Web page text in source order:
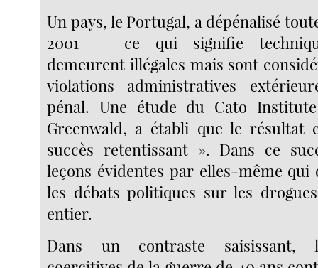
Un pays, le Portugal, a dépénalisé
2001 — ce qui signifie
demeurent illégales mais sont
violations administratives
pénal. Une étude du Cato Institute
Greenwald, a établi que le résultat
succès retentissant ». Dans ce
leçons évidentes par elles-même
les débats politiques sur les
entier.
Dans un contraste saisissant,